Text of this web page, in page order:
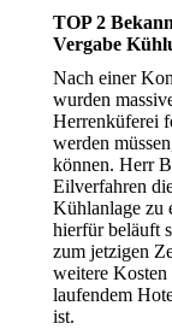
TOP 2
Vergabe
Nach einer
wurden
Herrenküferei
werden
können. Herr
Eilverfahren
Kühlanlage zu
hierfür beläuft
zum jetzigen
weitere Kosten
laufendem
ist.